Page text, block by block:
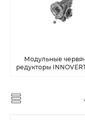
Модульные
редукторы